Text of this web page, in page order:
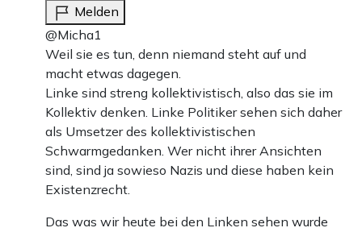
Melden
@Micha1
Weil sie es tun, denn niemand steht auf und
macht etwas dagegen.
Linke sind streng kollektivistisch, also das sie im
Kollektiv denken. Linke Politiker sehen sich daher
als Umsetzer des kollektivistischen
Schwarmgedanken. Wer nicht ihrer Ansichten
sind, sind ja sowieso Nazis und diese haben kein
Existenzrecht.
Das was wir heute bei den Linken sehen wurde